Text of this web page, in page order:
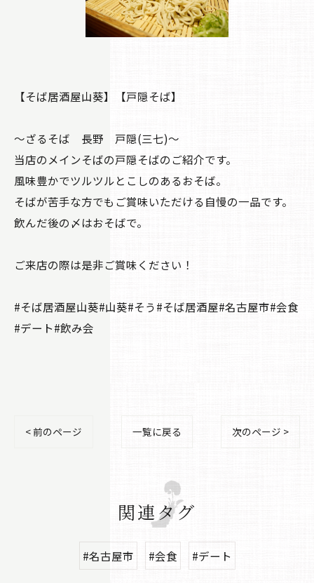
【そば居酒屋山葵】【戸隠そば】
〜ざるそば 長野 戸隠(三七)〜
当店のメインそばの戸隠そばのご紹介です。
風味豊かでツルツルとこしのあるおそば。
そばが苦手な方でもご賞味いただける自慢の一品です。
飲んだ後の〆はおそばで。
ご来店の際は是非ご賞味ください！
#そば居酒屋山葵#山葵#そう#そば居酒屋#名古屋市#会食
#デート#飲み会
< 前のページ 一覧に戻る 次のページ >
関連タグ
#名古屋市 #会食 #デート